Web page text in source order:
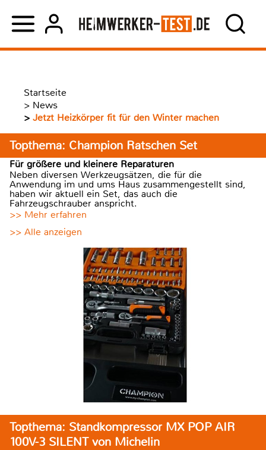
Startseite
> News
> Jetzt Heizkörper fit für den Winter machen
Topthema: Champion Ratschen Set
Für größere und kleinere Reparaturen
Neben diversen Werkzeugsätzen, die für die
Anwendung im und ums Haus zusammengestellt sind,
haben wir aktuell ein Set, das auch die
Fahrzeugschrauber anspricht.
>> Mehr erfahren
>> Alle anzeigen
Topthema: Standkompressor MX POP AIR
100V-3 SILENT von Michelin